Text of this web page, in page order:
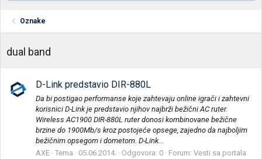
Oznake
dual band
D-Link predstavio DIR-880L
Da bi postigao performanse koje zahtevaju online igrači i zahtevni
korisnici D-Link je predstavio njihov najbrži bežični AC ruter.
Wireless AC1900 DIR-880L ruter donosi kombinovane bežične
brzine do 1900Mb/s kroz postojeće opsege, zajedno da najboljim
bežičnim opsegom i dometom. D-Link...
AXE Tema 05.06.2014. Odgovora: 0 Forum: Vesti sa portala